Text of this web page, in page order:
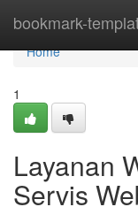
bookmark-
Home
Home
1
Layanan
Servis